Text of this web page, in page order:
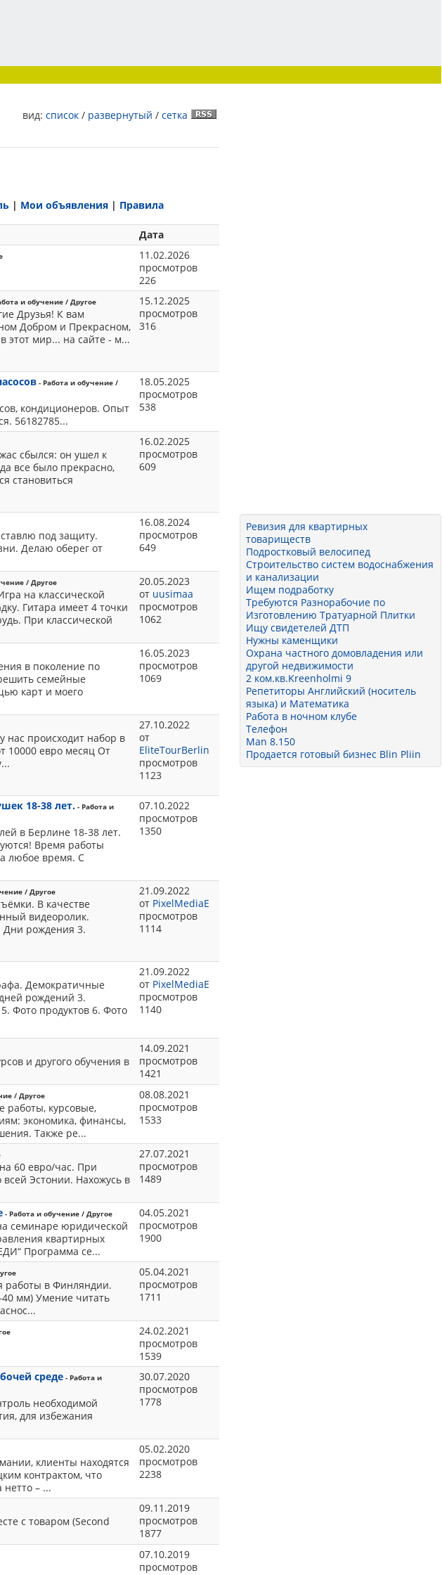
вид: список/ развернутый / сетка
| Мои объявления| Правила
Дата
11.02.2026
просмотров
226
и обучение / Другое
Друзья! К вам
Добром и Прекрасном,
этот мир... на сайте - м...
15.12.2025
просмотров
316
- Работа и обучение /
кондиционеров. Опыт
56182785...
18.05.2025
просмотров
538
сбылся: он ушел к
все было прекрасно,
становиться
16.02.2025
просмотров
609
под защиту.
Делаю оберег от
16.08.2024
просмотров
649
/ Другое
на классической
Гитара имеет 4 точки
При классической
20.05.2023
от uusimaa
просмотров
1062
в поколение по
семейные
карт и моего
16.05.2023
просмотров
1069
нас происходит набор в
10000 евро месяц От
27.10.2022
от
EliteTourBerlin
просмотров
1123
18-38 лет. - Работа и
в Берлине 18-38 лет.
Время работы
любое время. С
07.10.2022
просмотров
1350
/ Другое
В качестве
видеоролик.
рождения 3.
21.09.2022
от PixelMediaE
просмотров
1114
Демократичные
рождений 3.
Фото продуктов 6. Фото
21.09.2022
от PixelMediaE
просмотров
1140
и другого обучения в
14.09.2021
просмотров
1421
/ Другое
работы, курсовые,
экономика, финансы,
Также ре...
08.08.2021
просмотров
1533
60 евро/час. При
Эстонии. Нахожусь в
27.07.2021
просмотров
1489
- Работа и обучение / Другое
семинаре юридической
квартирных
Программа се...
04.05.2021
просмотров
1900
работы в Финляндии.
40 мм) Умение читать
05.04.2021
просмотров
1711
24.02.2021
просмотров
1539
среде - Работа и
необходимой
для избежания
30.07.2020
просмотров
1778
клиенты находятся
контрактом, что
– ...
05.02.2020
просмотров
2238
с товаром (Second
09.11.2019
просмотров
1877
07.10.2019
просмотров
Ревизия для квартирных
товариществ
Подростковый велосипед
Строительство систем водоснабжения
и канализации
Ищем подработку
Требуются Разнорабочие по
Изготовлению Тратуарной Плитки
Ищу свидетелей ДТП
Нужны каменщики
Охрана частного домовладения или
другой недвижимости
2 ком.кв.Kreenholmi 9
Репетиторы Английский (носитель
языка) и Математика
Работа в ночном клубе
Телефон
Man 8.150
Продается готовый бизнес Blin Pliin